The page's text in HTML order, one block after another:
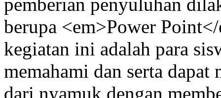
berupa <em>Power
kegiatan ini adalah para
memahami dan serta
dari nyamuk dengan